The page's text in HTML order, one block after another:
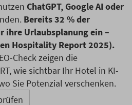
ChatGPT, Google AI oder
Bereits 32 % der
ihre Urlaubsplanung ein –
Hospitality Report 2025).
Check zeigen die
wie sichtbar Ihr Hotel in KI-
Sie Potenzial verschenken.